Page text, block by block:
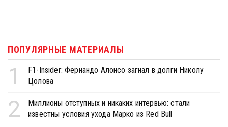
ПОПУЛЯРНЫЕ МАТЕРИАЛЫ
1
F1-Insider: Фернандо Алонсо загнал в долги Николу
Цолова
2
Миллионы отступных и никаких интервью: стали
известны условия ухода Марко из Red Bull